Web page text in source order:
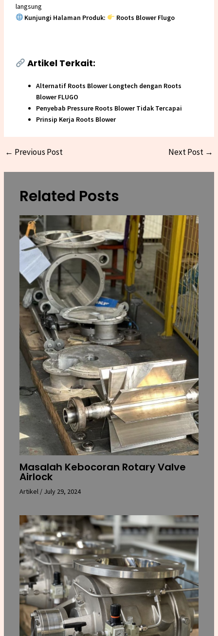
langsung
Kunjungi Halaman Produk:
Roots Blower Flugo
Artikel Terkait:
Alternatif Roots Blower Longtech dengan Roots
Blower FLUGO
Penyebab Pressure Roots Blower Tidak Tercapai
Prinsip Kerja Roots Blower
← Previous Post Next Post →
Related Posts
Masalah Kebocoran Rotary Valve
Airlock
Artikel/ July 29, 2024